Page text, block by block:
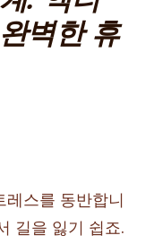
벽한 휴
레스를 동반합니
길을 잃기 쉽죠.